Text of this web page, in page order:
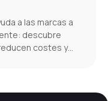
a las marcas a
descubre
costes y